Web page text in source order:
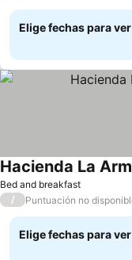
Elige fechas para
Bed and breakfast
Hacienda La
/ Puntuación no
Elige fechas para